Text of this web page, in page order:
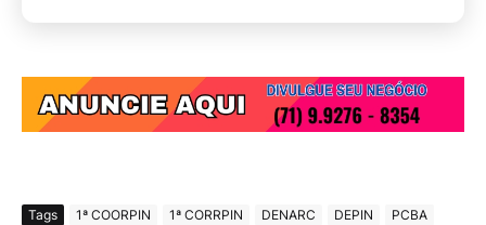
Tags 1ª COORPIN 1ª CORRPIN DENARC DEPIN PCBA